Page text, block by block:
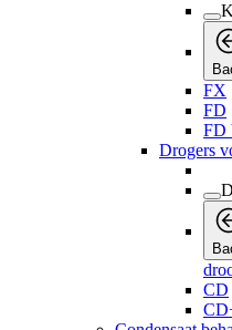
FX
FD
FD
Drogers
CD